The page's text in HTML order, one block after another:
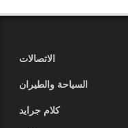
الاتصالات
السياحة والطيران
كلام جرايد